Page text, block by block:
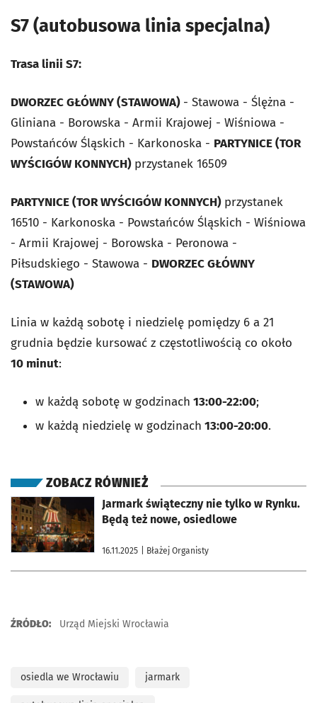
S7 (autobusowa linia specjalna)
Trasa linii S7:
DWORZEC GŁÓWNY (STAWOWA) - Stawowa - Ślężna -
Gliniana - Borowska - Armii Krajowej - Wiśniowa -
Powstańców Śląskich - Karkonoska - PARTYNICE (TOR
WYŚCIGÓW KONNYCH) przystanek 16509
PARTYNICE (TOR WYŚCIGÓW KONNYCH) przystanek
16510 - Karkonoska - Powstańców Śląskich - Wiśniowa
- Armii Krajowej - Borowska - Peronowa -
Piłsudskiego - Stawowa - DWORZEC GŁÓWNY
(STAWOWA)
Linia w każdą sobotę i niedzielę pomiędzy 6 a 21
grudnia będzie kursować z częstotliwością co około
10 minut:
w każdą sobotę w godzinach 13:00-22:00;
w każdą niedzielę w godzinach 13:00-20:00.
ZOBACZ RÓWNIEŻ
Jarmark świąteczny nie tylko w Rynku.
Będą też nowe, osiedlowe
16.11.2025 | Błażej Organisty
otworzy się w nowej karcie
ŹRÓDŁO: Urząd Miejski Wrocławia
osiedla we Wrocławiu jarmark